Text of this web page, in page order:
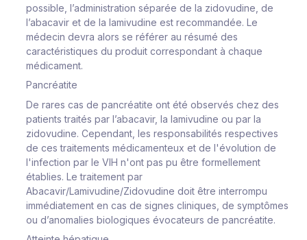
possible, l’administration séparée de la zidovudine, de
l’abacavir et de la lamivudine est recommandée. Le
médecin devra alors se référer au résumé des
caractéristiques du produit correspondant à chaque
médicament.
Pancréatite
De rares cas de pancréatite ont été observés chez des
patients traités par l’abacavir, la lamivudine ou par la
zidovudine. Cependant, les responsabilités respectives
de ces traitements médicamenteux et de l'évolution de
l'infection par le VIH n'ont pas pu être formellement
établies. Le traitement par
Abacavir/Lamivudine/Zidovudine doit être interrompu
immédiatement en cas de signes cliniques, de symptômes
ou d’anomalies biologiques évocateurs de pancréatite.